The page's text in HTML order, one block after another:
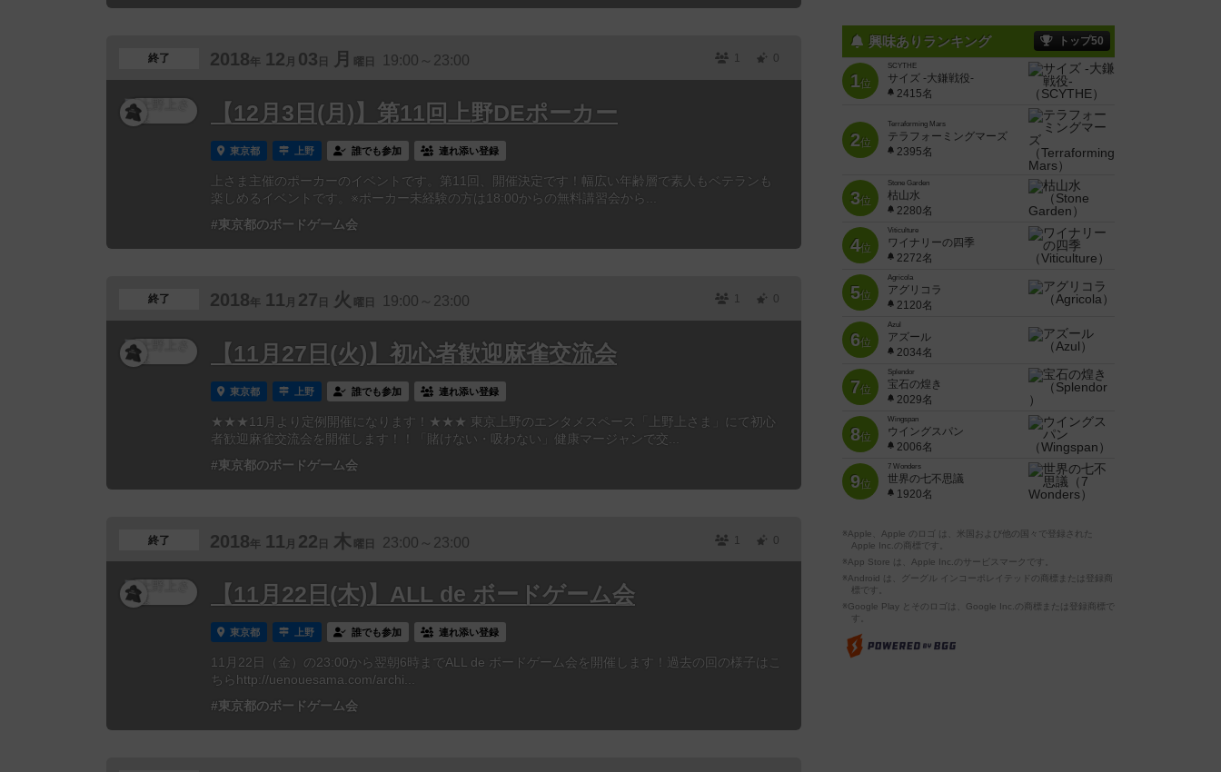
終了 2018年 12 月 03 月 曜日 19:00～23:00 1 0
【12月3日(月)】第11回上野DEポーカー
東京都 上野 誰でも参加 連れ添い登録
上さま主催のポーカーのイベントです。第11回、開催決定です！幅広い年齢層で素人もベテランも
楽しめるイベントです。※ポーカー未経験の方は18:00からの無料講習会から...
#東京都のボードゲーム会
終了 2018年 11 月 27 火 曜日 19:00～23:00 1 0
【11月27日(火)】初心者歓迎麻雀交流会
東京都 上野 誰でも参加 連れ添い登録
★★★11月より定例開催になります！★★★ 東京上野のエンタメスペース「上野上さま」にて初心
者歓迎麻雀交流会を開催します！！「賭けない・吸わない」健康マージャンで交...
#東京都のボードゲーム会
終了 2018年 11 月 22 木 曜日 23:00～23:00 1 0
【11月22日(木)】ALL de ボードゲーム会
東京都 上野 誰でも参加 連れ添い登録
11月22日（金）の23:00から翌朝6時までALL de ボードゲーム会を開催します！過去の回の様子はこ
ちらhttp://uenouesama.com/archi...
#東京都のボードゲーム会
興味ありランキング トップ50
1位
SCYTHE
サイズ -大鎌戦役-
2415名
2位
Terraforming Mars
テラフォーミングマーズ
2395名
3位
Stone Garden
枯山水
2280名
4位
Viticulture
ワイナリーの四季
2272名
5位
Agricola
アグリコラ
2120名
6位
Azul
アズール
2034名
7位
Splendor
宝石の煌き
2029名
8位
Wingspan
ウイングスパン
2006名
9位
7 Wonders
世界の七不思議
1920名
※Apple、Apple のロゴ は、米国および他の国々で登録された
Apple Inc.の商標です。
※App Store は、Apple Inc.のサービスマークです。
※Android は、グーグル インコーポレイテッドの商標または登録商
標です。
※Google Play とそのロゴは、Google Inc.の商標または登録商標で
す。